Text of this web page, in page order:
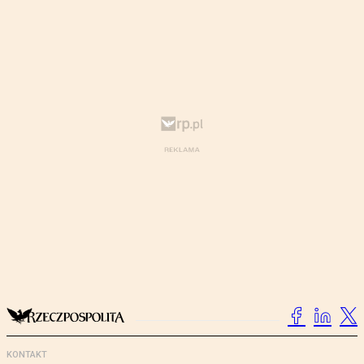
KONTAKT